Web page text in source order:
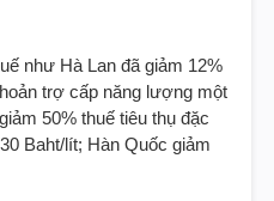
như Hà Lan đã giảm 12%
trợ cấp năng lượng một
50% thuế tiêu thụ đặc
Baht/lít; Hàn Quốc giảm